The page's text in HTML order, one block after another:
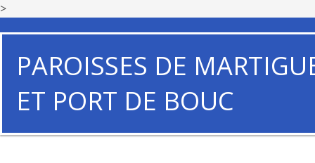
>
PAROISSES DE
ET PORT DE BOUC